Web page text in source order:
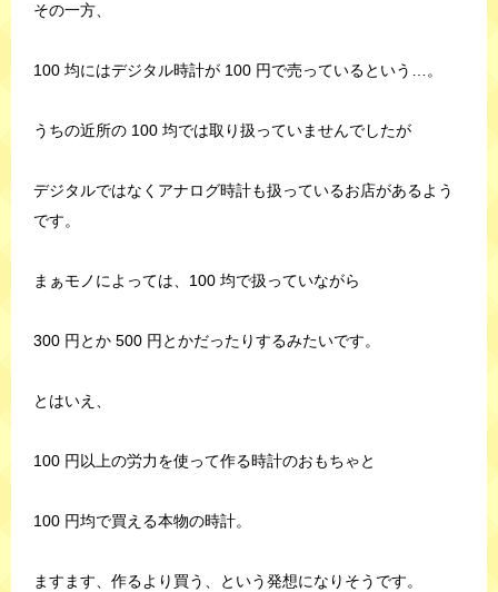
その一方、
100 均にはデジタル時計が 100 円で売っているという…。
うちの近所の 100 均では取り扱っていませんでしたが
デジタルではなくアナログ時計も扱っているお店があるよう
です。
まぁモノによっては、100 均で扱っていながら
300 円とか 500 円とかだったりするみたいです。
とはいえ、
100 円以上の労力を使って作る時計のおもちゃと
100 円均で買える本物の時計。
ますます、作るより買う、という発想になりそうです。